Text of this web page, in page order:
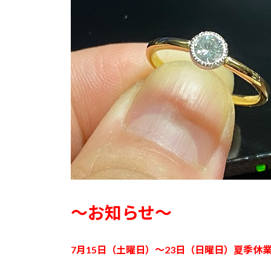
～お知らせ～
7月15日（土曜日）～23日（日曜日） 夏季休